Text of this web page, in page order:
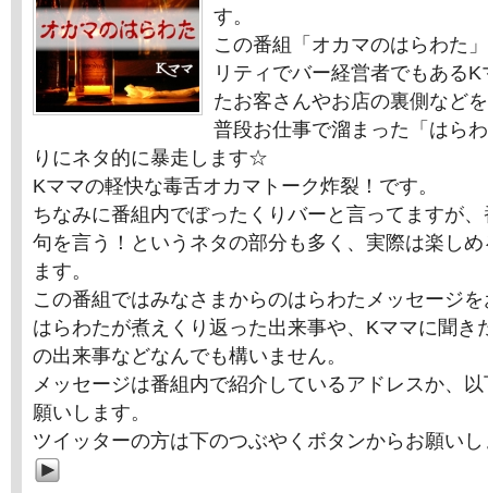
す。
この番組「オカマのはらわた
リティでバー経営者でもある
たお客さんやお店の裏側など
普段お仕事で溜まった「はら
りにネタ的に暴走します☆
Kママの軽快な毒舌オカマトーク炸裂！です。
ちなみに番組内でぼったくりバーと言ってますが
句を言う！というネタの部分も多く、実際は楽し
ます。
この番組ではみなさまからのはらわたメッセージ
はらわたが煮えくり返った出来事や、Kママに聞き
の出来事などなんでも構いません。
メッセージは番組内で紹介しているアドレスか、
願いします。
ツイッターの方は下のつぶやくボタンからお願い